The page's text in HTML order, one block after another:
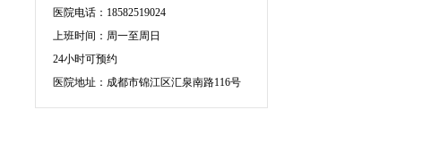
医院电话：18582519024
上班时间：周一至周日
24小时可预约
医院地址：成都市锦江区汇泉南路116号